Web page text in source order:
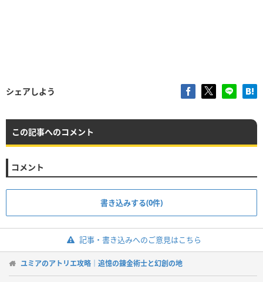
シェアしよう
この記事へのコメント
コメント
書き込みする(0件)
記事・書き込みへのご意見はこちら
ユミアのアトリエ攻略｜追憶の錬金術士と幻創の地